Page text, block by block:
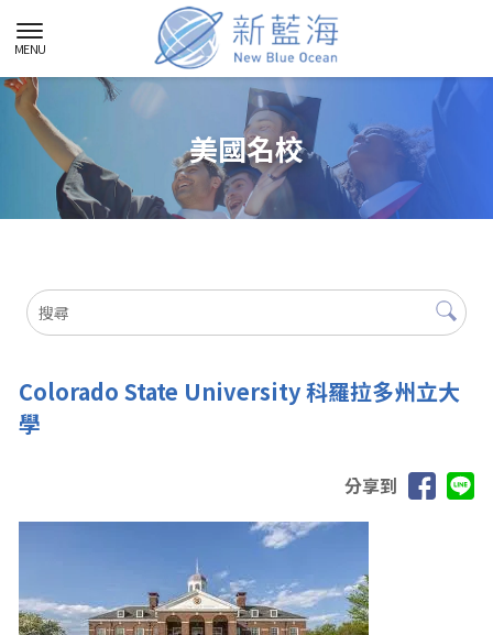
美國名校
Colorado State University 科羅拉多州立大
學
分享到